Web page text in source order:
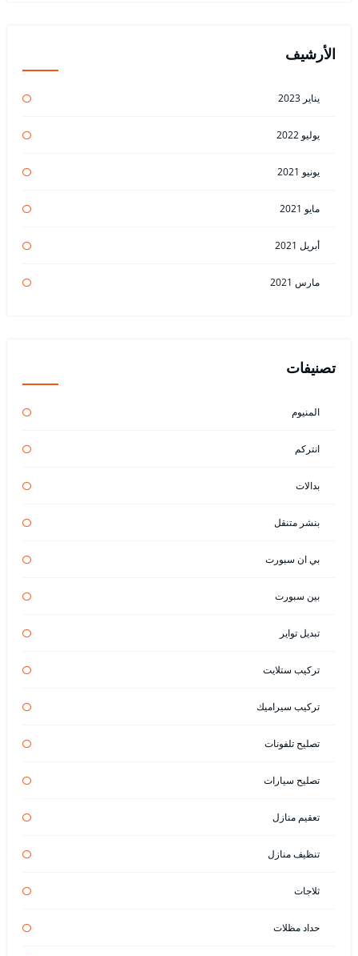
الأرشيف
يناير 2023
يوليو 2022
يونيو 2021
مايو 2021
أبريل 2021
مارس 2021
تصنيفات
المنيوم
انتركم
بدالات
بنشر متنقل
بي ان سبورت
بين سبورت
تبديل تواير
تركيب ستلايت
تركيب سيراميك
تصليح تلفونات
تصليح سيارات
تعقيم منازل
تنظيف منازل
ثلاجات
حداد مظلات